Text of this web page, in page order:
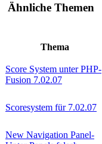
Ähnliche Themen
Thema
Score System unter PHP-
Fusion 7.02.07
Scoresystem für 7.02.07
New Navigation Panel-